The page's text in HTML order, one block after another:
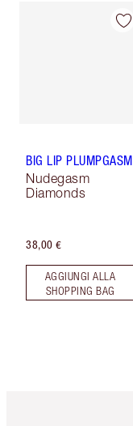
BIG LIP PLUMPGASM
Nudegasm
Diamonds
38,00 €
AGGIUNGI ALLA
SHOPPING BAG